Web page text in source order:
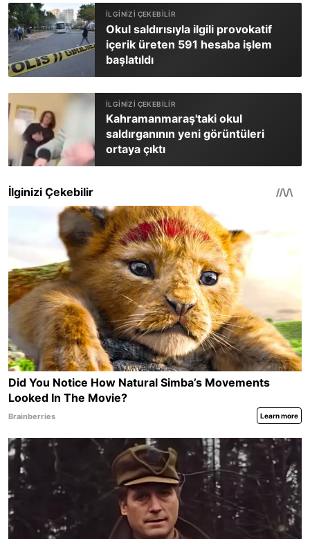
Okul saldırısıyla ilgili provokatif
içerik üreten 591 hesaba işlem
başlatıldı
Kahramanmaraş'taki okul
saldırganının yeni görüntüleri
ortaya çıktı